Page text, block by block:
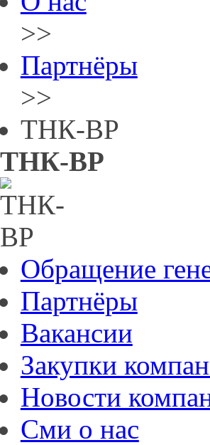
>>
Партнёры
>>
ТНК-ВР
ТНК-ВР
Обращение
Партнёры
Вакансии
Закупки
Новости
Сми о нас